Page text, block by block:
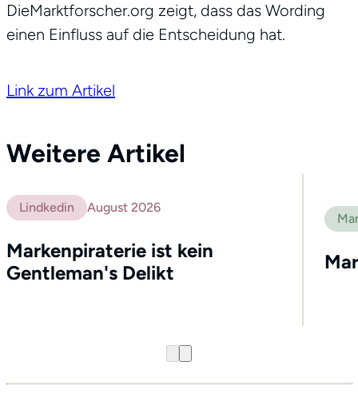
DieMarktforscher.org zeigt, dass das Wording
einen Einfluss auf die Entscheidung hat.
Link zum Artikel
Weitere Artikel
Lindkedin August 2026
Markenpiraterie ist kein
Gentleman's Delikt